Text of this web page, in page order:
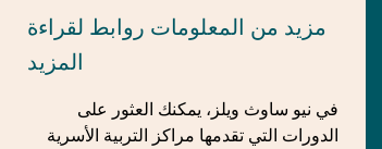
مزيد من المعلومات روابط لقراءة
المزيد
في نيو ساوث ويلز، يمكنك العثور على
الدورات التي تقدمها مراكز التربية الأسرية